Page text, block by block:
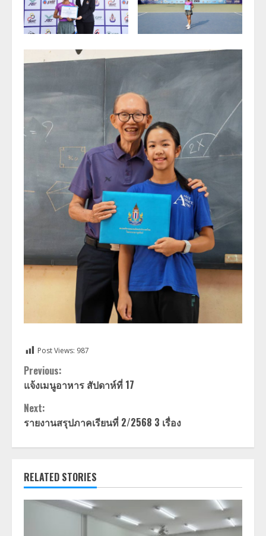
Post Views: 987
Continue
Reading
Previous:
แจ้งเมนูอาหาร สัปดาห์ที่ 17
Next:
รายงานสรุปภาคเรียนที่ 2/2568 3 เรื่อง
RELATED STORIES